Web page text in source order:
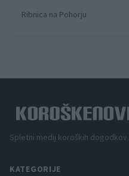
Ribnica na Pohorju
Spletni medij koroških dogodkov.
KATEGORIJE